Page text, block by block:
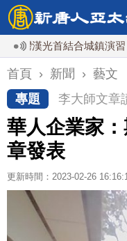
光首結合城鎮演習 AIT連
首頁 › 新聞 › 藝文
專題
李大師文章
華人企業家
章發表
更新時間：2023-02-26